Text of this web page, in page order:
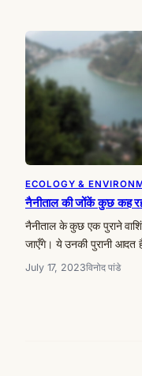
ECOLOGY &
नैनीताल की जोंकें कुछ कह
नैनीताल के कुछ एक पुराने
जाएँगे। ये उनकी पुरानी आदत
July 17, 2023विनोद पांडे